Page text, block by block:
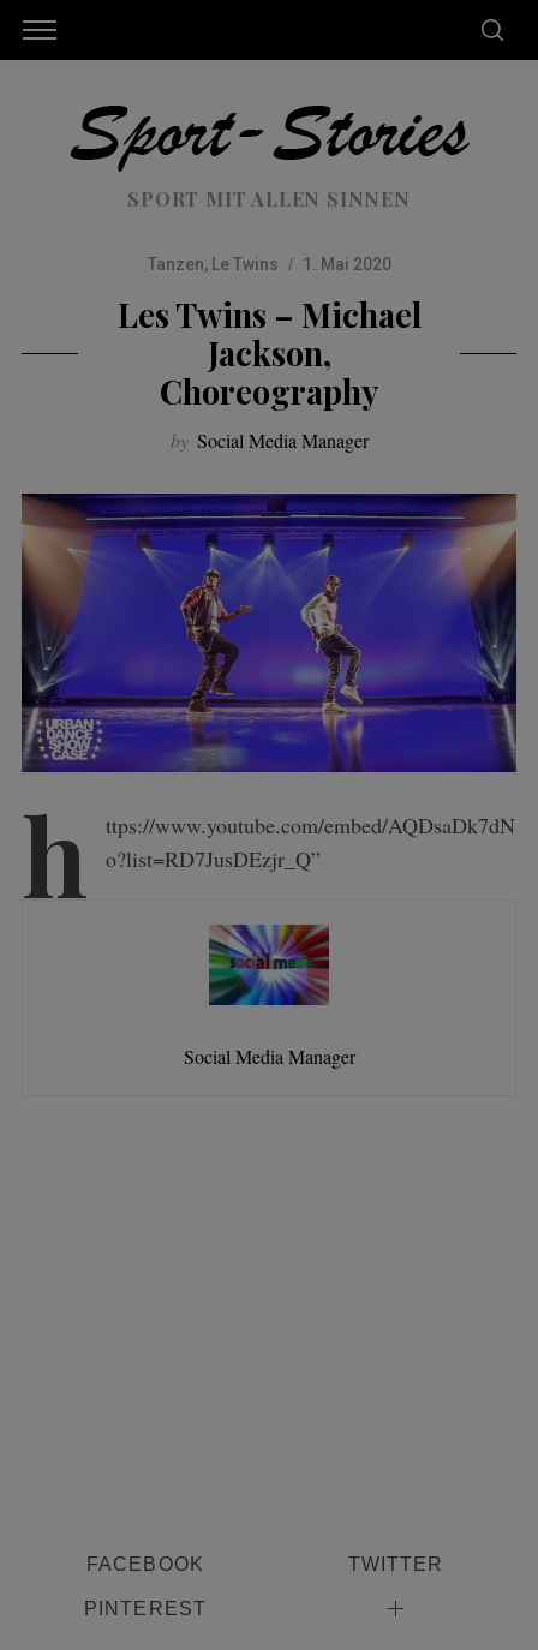
SPORT MIT ALLEN SINNEN
Tanzen, Le Twins 1. Mai 2020
Les Twins – Michael
Jackson,
Choreography
by Social Media Manager
h
ttps://www.youtube.com/embed/AQDsaDk7dN
o?list=RD7JusDEzjr_Q”
Social Media Manager
FACEBOOK TWITTER
PINTEREST